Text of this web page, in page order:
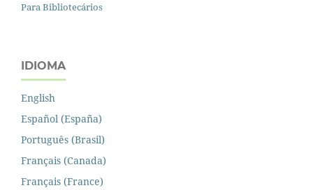
Para Bibliotecários
IDIOMA
English
Español (España)
Português (Brasil)
Français (Canada)
Français (France)